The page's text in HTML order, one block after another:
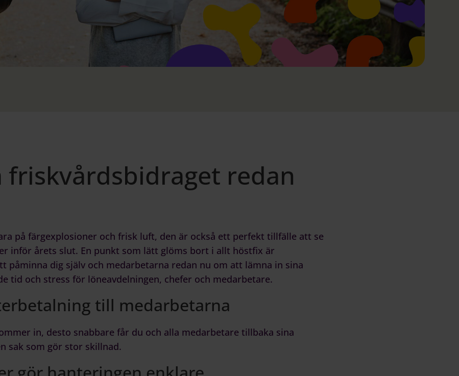
friskvårdsbidraget redan
på färgexplosioner och frisk luft, den är också ett perfekt tillfälle att se
inför årets slut. En punkt som lätt glöms bort i allt höstfix är
påminna dig själv och medarbetarna redan nu om att lämna in sina
tid och stress för löneavdelningen, chefer och medarbetare.
till medarbetarna
in, desto snabbare får du och alla medarbetare tillbaka sina
sak som gör stor skillnad.